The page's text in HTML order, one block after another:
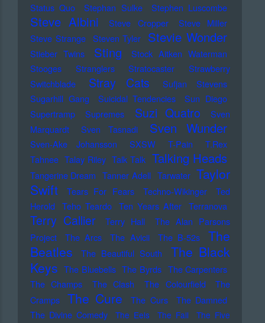
Status Quo
Stephan Sulke Stephen Luscombe
Steve Albini Steve Cropper
Steve Miller
Steve Strange Steven Tyler Stevie Wonder
Stieber Twins Sting
Stock Aitken Waterman
Stooges
Stranglers Stratocaster
Strawberry
Switchblade
Stray Cats
Sufjan Stevens
Sugarhill Gang
Suicidal Tendencies
Sun Diego
Supertramp
Supremes Suzi Quatro
Sven
Marquardt
Sven Tasnadi Sven Wunder
Sven-Ake Johansson SXSW T-Pain
T.Rex
Tahnee Talay Riley Talk Talk Talking Heads
Tangerine Dream Tanner Adell Tarwater Taylor
Swift
Tears For Fears Techno-Wikinger
Ted
Herold
Teho Teardo Ten Years After Terranova
Terry Callier Terry Hall
The Alan Parsons
Project
The Arcs The Avicii The B-52s
The
Beatles
The Beautiful South
The Black
Keys The Bluebells The Byrds The Carpenters
The Champs
The Clash The Colourfield
The
Cramps
The Cure The Curs
The Damned
The Divine Comedy
The Eels The Fall
The Five